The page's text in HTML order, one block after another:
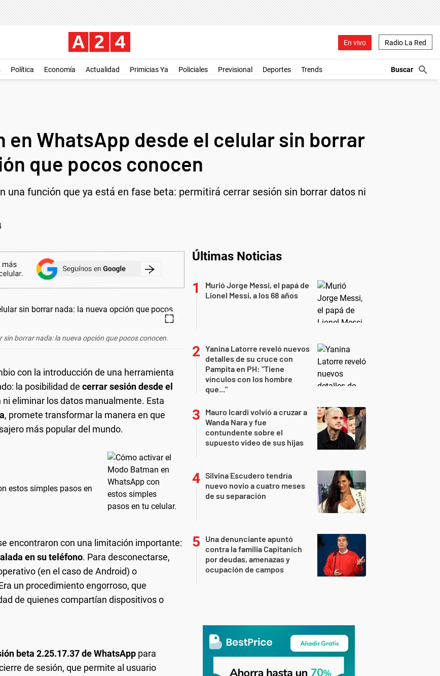
En vivo Radio La Red
Política Economía Actualidad Primicias Ya Policiales Previsional Deportes Trends
en WhatsApp desde el celular sin borrar
que pocos conocen
una función que ya está en fase beta: permitirá cerrar sesión sin borrar datos ni
sin borrar nada: la nueva opción que pocos conocen.
con la introducción de una herramienta
la posibilidad de cerrar sesión desde el
eliminar los datos manualmente. Esta
, promete transformar la manera en que
más popular del mundo.
estos simples pasos en
encontraron con una limitación importante:
en su teléfono. Para desconectarse,
(en el caso de Android) o
un procedimiento engorroso, que
de quienes compartían dispositivos o
beta 2.25.17.37 de WhatsApp para
de sesión, que permite al usuario
Últimas Noticias
Murió Jorge Messi, el papá de
Lionel Messi, a los 68 años
Yanina Latorre reveló nuevos
detalles de su cruce con
Pampita en PH: "Tiene
vínculos con los hombre
que..."
Mauro Icardi volvió a cruzar a
Wanda Nara y fue
contundente sobre el
supuesto video de sus hijas
Silvina Escudero tendría
nuevo novio a cuatro meses
de su separación
Una denunciante apuntó
contra la familia Capitanich
por deudas, amenazas y
ocupación de campos